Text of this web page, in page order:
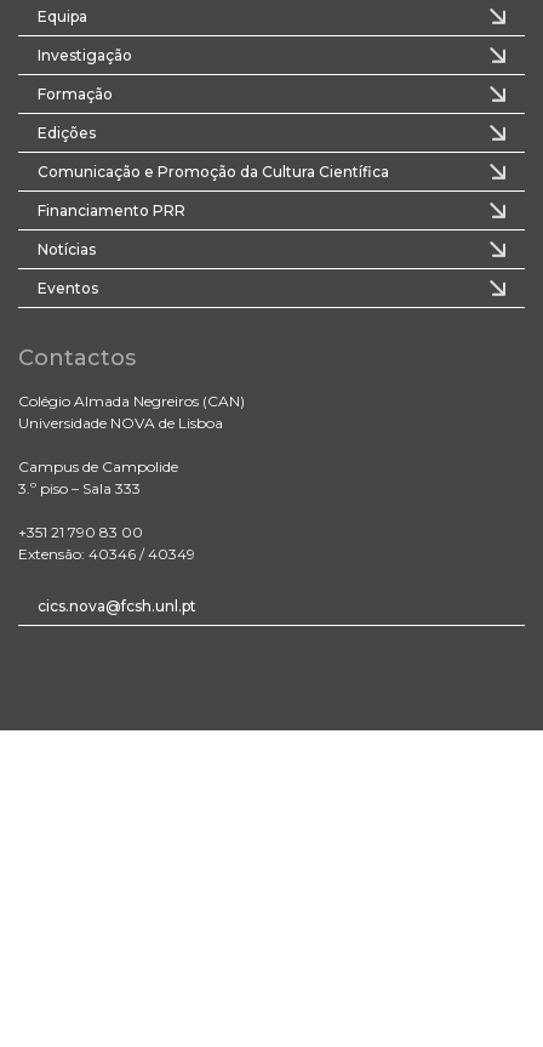
Equipa
Investigação
Formação
Edições
Comunicação e Promoção da Cultura Científica
Financiamento PRR
Notícias
Eventos
Contactos
Colégio Almada Negreiros (CAN)
Universidade NOVA de Lisboa
Campus de Campolide
3.º piso – Sala 333
+351 21 790 83 00
Extensão: 40346 / 40349
cics.nova@fcsh.unl.pt